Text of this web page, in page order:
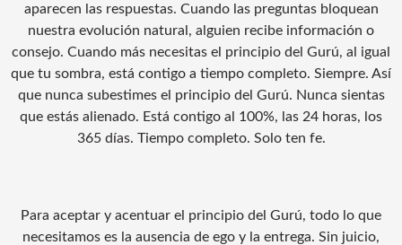
aparecen las respuestas. Cuando las preguntas bloquean
nuestra evolución natural, alguien recibe información o
consejo. Cuando más necesitas el principio del Gurú, al igual
que tu sombra, está contigo a tiempo completo. Siempre. Así
que nunca subestimes el principio del Gurú. Nunca sientas
que estás alienado. Está contigo al 100%, las 24 horas, los
365 días. Tiempo completo. Solo ten fe.
Para aceptar y acentuar el principio del Gurú, todo lo que
necesitamos es la ausencia de ego y la entrega. Sin juicio,